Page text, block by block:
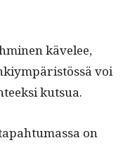
kävelee,
voi
kutsua.
on